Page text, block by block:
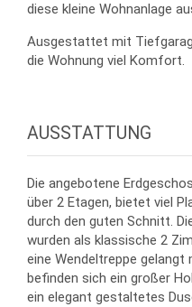
diese kleine Wohnanlage
Ausgestattet mit
die Wohnung viel Komfort.
AUSSTATTUNG
Die angebotene
über 2 Etagen, bietet viel
durch den guten Schnitt.
wurden als klassische 2
eine Wendeltreppe
befinden sich ein großer
ein elegant gestaltetes